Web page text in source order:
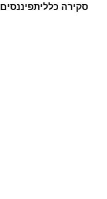
סקירה כלליתפיננסים